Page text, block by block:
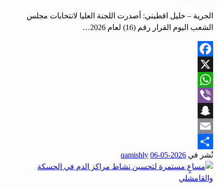
الحرية – خليل اقطيني: أصدرت اللجنة العليا لانتخابات مجلس
الشعب اليوم القرار رقم (16) لعام 2026…
Facebook
X
WhatsApp
Viber
Snapchat
Email
Share
نُشر في 2026-05-06
qamishly